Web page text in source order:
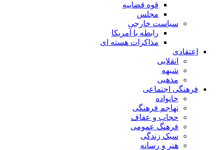
قوه قضاییه
مجلس
سیاست خارجی
رابطه با آمریکا
مذاکرات هسته ای
اعتقادی
انقلابی
شبهه
مذهبی
فرهنگی اجتماعی
خانواده
تهاجم فرهنگی
حجاب و عفاف
فرهنگ عمومی
سبک زندگی
هنر و رسانه